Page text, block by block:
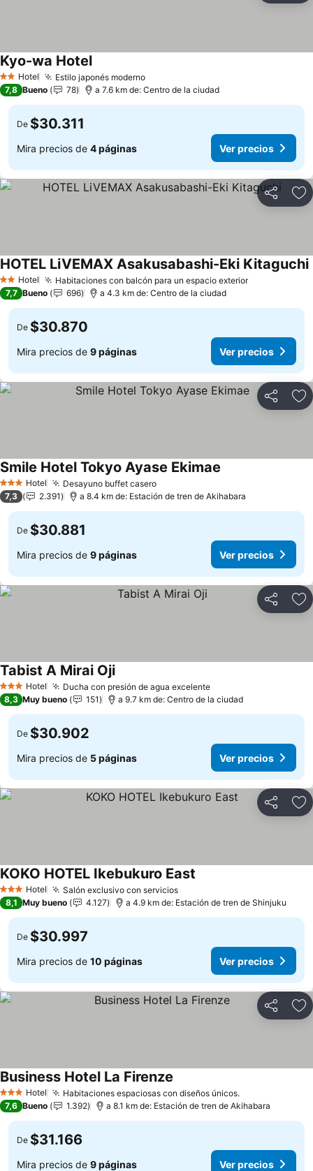
2 Estrellas
Hotel Estilo japonés moderno
Kyo-wa Hotel
7,8 Bueno 78 a 7.6 km de: Centro de la ciudad
De $30.311
Mira precios de 4 páginas Ver precios
Compartir
2 Estrellas
Hotel Habitaciones con balcón para un espacio exterior
HOTEL LiVEMAX Asakusabashi-Eki Kitaguchi
7,7 Bueno 696 a 4.3 km de: Centro de la ciudad
De $30.870
Mira precios de 9 páginas Ver precios
Compartir
3 Estrellas
Hotel Desayuno buffet casero
Smile Hotel Tokyo Ayase Ekimae
7,3 2.391 a 8.4 km de: Estación de tren de Akihabara
De $30.881
Mira precios de 9 páginas Ver precios
Compartir
3 Estrellas
Hotel Ducha con presión de agua excelente
Tabist A Mirai Oji
8,3 Muy bueno 151 a 9.7 km de: Centro de la ciudad
De $30.902
Mira precios de 5 páginas Ver precios
Compartir
3 Estrellas
Hotel Salón exclusivo con servicios
KOKO HOTEL Ikebukuro East
8,1 Muy bueno 4.127 a 4.9 km de: Estación de tren de Shinjuku
De $30.997
Mira precios de 10 páginas Ver precios
Compartir
3 Estrellas
Hotel Habitaciones espaciosas con diseños únicos.
Business Hotel La Firenze
7,6 Bueno 1.392 a 8.1 km de: Estación de tren de Akihabara
De $31.166
Mira precios de 9 páginas Ver precios